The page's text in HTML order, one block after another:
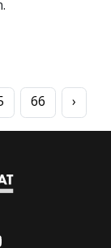
66 ›